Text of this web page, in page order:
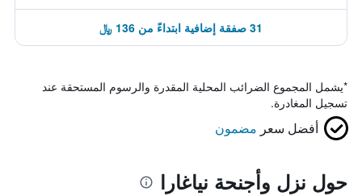
31 صفقة إضافية ابتداءً من 136 ﷼
*يشمل المجموع الضرائب المحلية المقدرة والرسوم المستحقة عند
تسجيل المغادرة.
أفضل سعر مضمون
حول نزل وأجنحة نياغارا